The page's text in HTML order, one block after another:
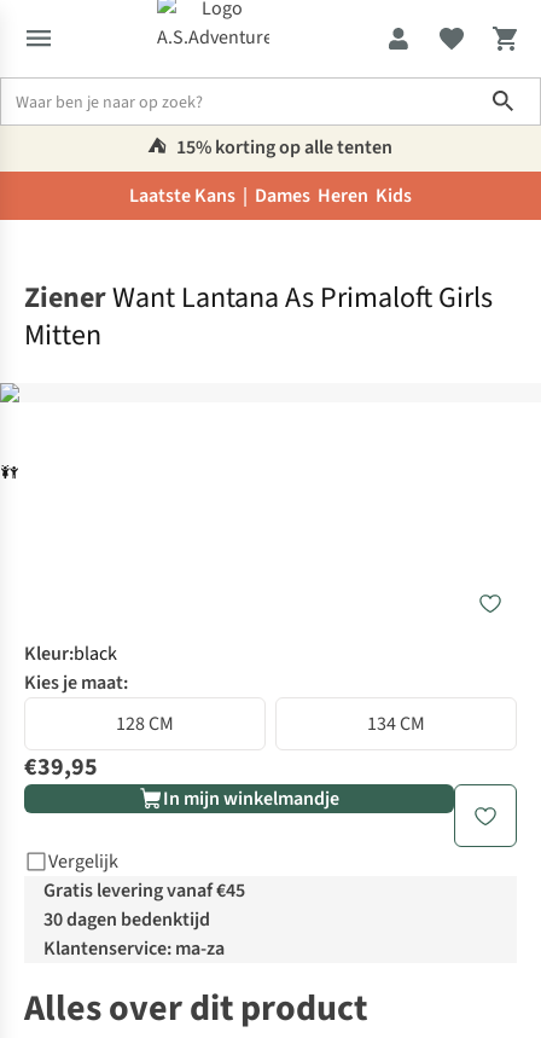
⛺️ 15% korting op alle tenten
Laatste Kans | Dames Heren Kids
ZienerWant Lantana As Primaloft Girls
Mitten
Kleur:black
Kies je maat:
128 CM
134 CM
€39,95
In mijn winkelmandje
Vergelijk
Gratis levering vanaf €45
30 dagen bedenktijd
Klantenservice: ma-za
Alles over dit product